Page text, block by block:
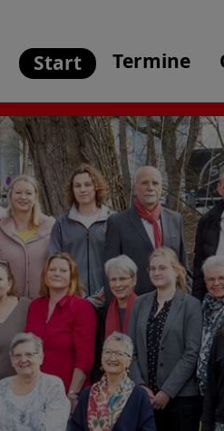
Start Termine